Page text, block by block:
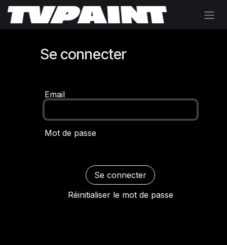
Se rendre au contenu
Se connecter
Email
Mot de passe
Se connecter
Réinitialiser le mot de passe